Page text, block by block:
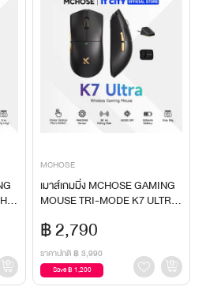
MCHOSE
เมาส์เกมมิ่ง MCHOSE GAMING
MOUSE TRI-MODE K7 ULTRA
฿ 2,790
ราคาปกติ ฿ 3,990
Save ฿ 1,200